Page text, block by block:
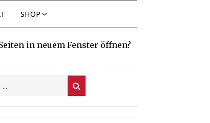
SHOP
in neuem Fenster öffnen?